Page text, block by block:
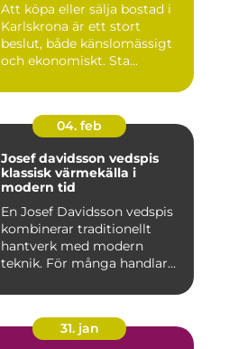
Att köpa eller sälja bostad i
Karlskrona är ett stort
beslut, både känslomässigt
och ekonomiskt. Sta...
04. feb
Josef davidsson vedspis
klassisk värmekälla i
modern tid
En Josef Davidsson vedspis
kombinerar traditionellt
hantverk med modern
teknik. För många handlar
31. jan